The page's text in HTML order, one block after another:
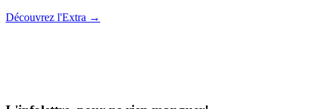
Découvrez l'Extra →